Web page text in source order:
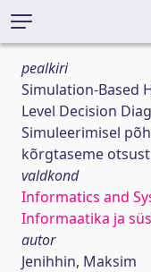
pealkiri
Simulation-Based
Level Decision
Simuleerimisel
kõrgtaseme
valdkond
Informatics and
Informaatika ja
autor
Jenihhin, Maksim